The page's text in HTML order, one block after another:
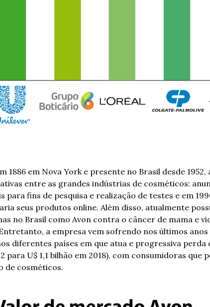
1886 em Nova York e presente no Brasil desde 1952,
entre as grandes indústrias de cosméticos:
para fins de pesquisa e realização de testes e em
seus produtos online. Além disso, atualmente
no Brasil como Avon contra o câncer de mama e
a empresa vem sofrendo nos últimos
diferentes países em que atua e progressiva perda
para U$ 1,1 bilhão em 2018), com consumidoras que
de cosméticos.